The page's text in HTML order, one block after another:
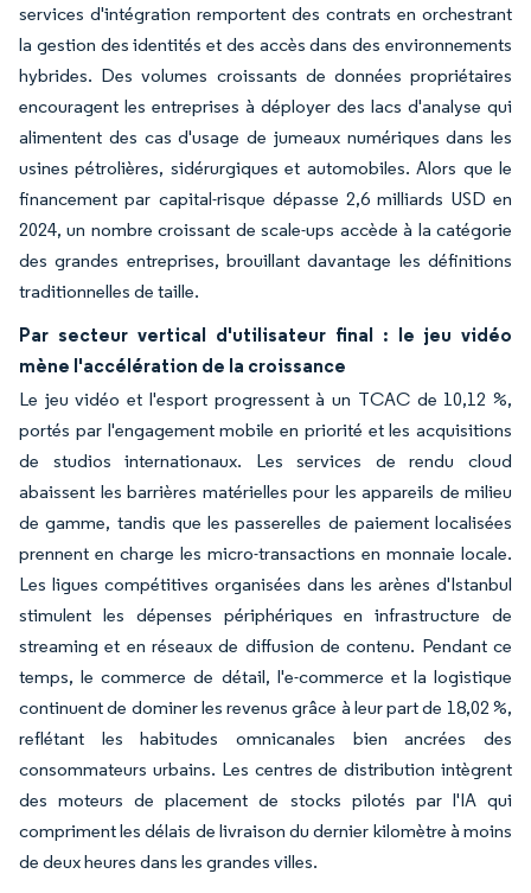
services d'intégration remportent des contrats en orchestrant
la gestion des identités et des accès dans des environnements
hybrides. Des volumes croissants de données propriétaires
encouragent les entreprises à déployer des lacs d'analyse qui
alimentent des cas d'usage de jumeaux numériques dans les
usines pétrolières, sidérurgiques et automobiles. Alors que le
financement par capital-risque dépasse 2,6 milliards USD en
2024, un nombre croissant de scale-ups accède à la catégorie
des grandes entreprises, brouillant davantage les définitions
traditionnelles de taille.
Par secteur vertical d'utilisateur final : le jeu vidéo
mène l'accélération de la croissance
Le jeu vidéo et l'esport progressent à un TCAC de 10,12 %,
portés par l'engagement mobile en priorité et les acquisitions
de studios internationaux. Les services de rendu cloud
abaissent les barrières matérielles pour les appareils de milieu
de gamme, tandis que les passerelles de paiement localisées
prennent en charge les micro-transactions en monnaie locale.
Les ligues compétitives organisées dans les arènes d'Istanbul
stimulent les dépenses périphériques en infrastructure de
streaming et en réseaux de diffusion de contenu. Pendant ce
temps, le commerce de détail, l'e-commerce et la logistique
continuent de dominer les revenus grâce à leur part de 18,02 %,
reflétant les habitudes omnicanales bien ancrées des
consommateurs urbains. Les centres de distribution intègrent
des moteurs de placement de stocks pilotés par l'IA qui
compriment les délais de livraison du dernier kilomètre à moins
de deux heures dans les grandes villes.